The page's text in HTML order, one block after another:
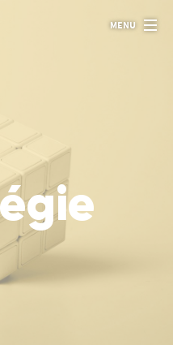
MENU